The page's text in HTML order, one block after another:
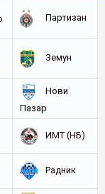
Партизан
Земун
Нови
Пазар
ИМТ (НБ)
Радник